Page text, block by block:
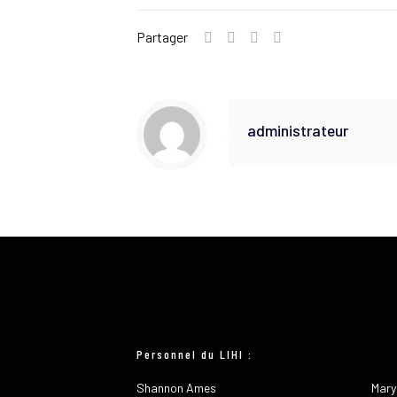
Partager
administrateur
Personnel du LIHI :
Shannon Ames